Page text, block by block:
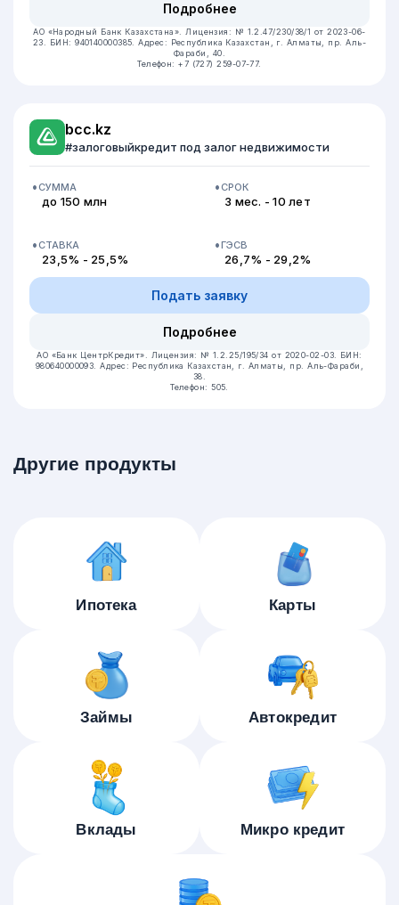
Подробнее
АО «Народный Банк Казахстана». Лицензия: № 1.2.47/230/38/1 от 2023-06-
23.
БИН: 940140000385.Адрес: Республика Казахстан, г. Алматы, пр. Аль-
Фараби, 40.
Телефон: +7 (727) 259-07-77.
bcc.kz
#залоговыйкредит под залог недвижимости
СУММА
до 150 млн
СРОК
3 мес. - 10 лет
СТАВКА
23,5% - 25,5%
ГЭСВ
26,7% - 29,2%
Подать заявку
Подробнее
АО «Банк ЦентрКредит». Лицензия: № 1.2.25/195/34 от 2020-02-03. БИН:
980640000093.Адрес: Республика Казахстан, г. Алматы, пр. Аль-Фараби,
38.
Телефон: 505.
Другие продукты
Ипотека Карты
Займы Автокредит
Вклады Микро кредит